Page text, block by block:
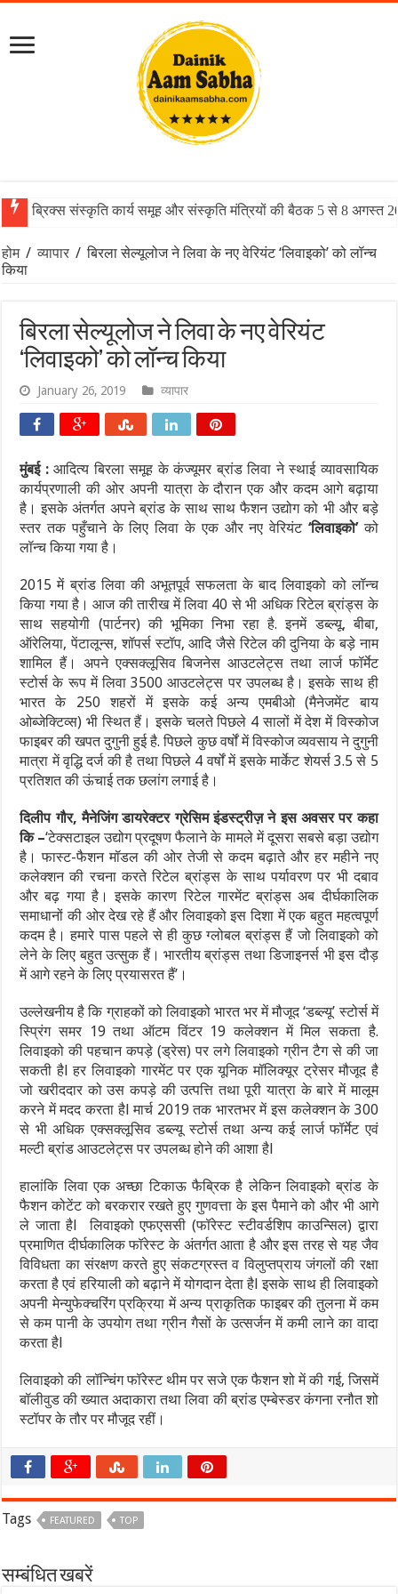
ब्रिक्स संस्कृति कार्य समूह और संस्कृति मंत्रियों की बैठक 5 से 8 अगस्त
होम / व्यापार / बिरला सेल्यूलोज ने लिवा के नए वेरियंट ‘लिवाइको’ को लॉन्च
किया
बिरला सेल्यूलोज ने लिवा के नए वेरियंट
‘लिवाइको’ को लॉन्च किया
January 26, 2019 व्यापार
मुंबई :आदित्य बिरला समूह के कंज्यूमर ब्रांड लिवा ने स्थाई व्यावसायिक
कार्यप्रणाली की ओर अपनी यात्रा के दौरान एक और कदम आगे बढ़ाया
है। इसके अंतर्गत अपने ब्रांड के साथ साथ फैशन उद्योग को भी और बड़े
स्तर तक पहुँचाने के लिए लिवा के एक और नए वेरियंट ‘लिवाइको’को
लॉन्च किया गया है।
2015 में ब्रांड लिवा की अभूतपूर्व सफलता के बाद लिवाइको को लॉन्च
किया गया है। आज की तारीख में लिवा 40 से भी अधिक रिटेल ब्रांड्स के
साथ सहयोगी (पार्टनर) की भूमिका निभा रहा है. इनमें डब्ल्यू, बीबा,
ऑरेलिया, पेंटालून्स, शॉपर्स स्टॉप, आदि जैसे रिटेल की दुनिया के बड़े नाम
शामिल हैं। अपने एक्सक्लूसिव बिजनेस आउटलेट्स तथा लार्ज फॉर्मेट
स्टोर्स के रूप में लिवा 3500 आउटलेट्स पर उपलब्ध है। इसके साथ ही
भारत के 250 शहरों में इसके कई अन्य एमबीओ (मैनेजमेंट बाय
ओब्जेक्टिव्स) भी स्थित हैं। इसके चलते पिछले 4 सालों में देश में विस्कोज
फाइबर की खपत दुगुनी हुई है. पिछले कुछ वर्षों में विस्कोज व्यवसाय ने दुगुनी
मात्रा में वृद्धि दर्ज की है तथा पिछले 4 वर्षों में इसके मार्केट शेयर्स 3.5 से 5
प्रतिशत की ऊंचाई तक छलांग लगाई है।
दिलीप गौर, मैनेजिंग डायरेक्टर ग्रेसिम इंडस्ट्रीज़ ने इस अवसर पर कहा
कि –‘टेक्सटाइल उद्योग प्रदूषण फैलाने के मामले में दूसरा सबसे बड़ा उद्योग
है। फास्ट-फैशन मॉडल की ओर तेजी से कदम बढ़ाते और हर महीने नए
कलेक्शन की रचना करते रिटेल ब्रांड्स के साथ पर्यावरण पर भी दबाव
और बढ़ गया है। इसके कारण रिटेल गारमेंट ब्रांड्स अब दीर्घकालिक
समाधानों की ओर देख रहे हैं और लिवाइको इस दिशा में एक बहुत महत्वपूर्ण
कदम है। हमारे पास पहले से ही कुछ ग्लोबल ब्रांड्स हैं जो लिवाइको को
लेने के लिए बहुत उत्सुक हैं। भारतीय ब्रांड्स तथा डिजाइनर्स भी इस दौड़
में आगे रहने के लिए प्रयासरत हैं’।
उल्लेखनीय है कि ग्राहकों को लिवाइको भारत भर में मौजूद ‘डब्ल्यू’ स्टोर्स में
स्प्रिंग समर 19 तथा ऑटम विंटर 19 कलेक्शन में मिल सकता है.
लिवाइको की पहचान कपड़े (ड्रेस) पर लगे लिवाइको ग्रीन टैग से की जा
सकती हैl हर लिवाइको गारमेंट पर एक यूनिक मॉलिक्यूर ट्रेसर मौजूद है
जो खरीददार को उस कपड़े की उत्पत्ति तथा पूरी यात्रा के बारे में मालूम
करने में मदद करता हैl मार्च 2019 तक भारतभर में इस कलेक्शन के 300
से भी अधिक एक्सक्लूसिव डब्ल्यू स्टोर्स तथा अन्य कई लार्ज फॉर्मेट एवं
मल्टी ब्रांड आउटलेट्स पर उपलब्ध होने की आशा हैl
हालांकि लिवा एक अच्छा टिकाऊ फैब्रिक है लेकिन लिवाइको ब्रांड के
फैशन कोटेंट को बरकरार रखते हुए गुणवत्ता के इस पैमाने को और भी आगे
ले जाता हैl लिवाइको एफएससी (फॉरेस्ट स्टीवर्डशिप काउन्सिल) द्वारा
प्रमाणित दीर्घकालिक फॉरेस्ट के अंतर्गत आता है और इस तरह से यह जैव
विविधता का संरक्षण करते हुए संकटग्रस्त व विलुप्तप्राय जंगलों की रक्षा
करता है एवं हरियाली को बढ़ाने में योगदान देता हैl इसके साथ ही लिवाइको
अपनी मेन्युफेक्चरिंग प्रक्रिया में अन्य प्राकृतिक फाइबर की तुलना में कम
से कम पानी के उपयोग तथा ग्रीन गैसों के उत्सर्जन में कमी लाने का वादा
करता हैl
लिवाइको की लॉन्चिंग फॉरेस्ट थीम पर सजे एक फैशन शो में की गई, जिसमें
बॉलीवुड की ख्यात अदाकारा तथा लिवा की ब्रांड एम्बेस्डर कंगना रनौत शो
स्टॉपर के तौर पर मौजूद रहीं।
Tags FEATURED TOP
सम्बंधित खबरें